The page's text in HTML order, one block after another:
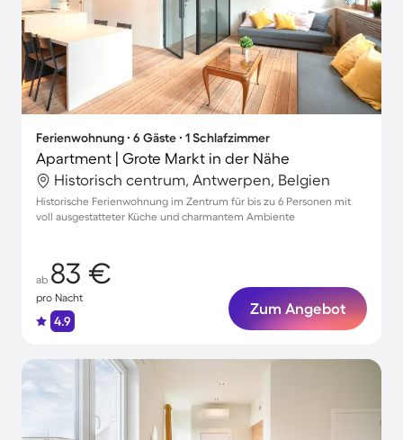
Ferienwohnung ∙ 6 Gäste ∙ 1 Schlafzimmer
Apartment | Grote Markt in der Nähe
Historisch centrum, Antwerpen, Belgien
Historische Ferienwohnung im Zentrum für bis zu 6 Personen mit
voll ausgestatteter Küche und charmantem Ambiente
ab 83 €
pro Nacht
4.9
Zum Angebot